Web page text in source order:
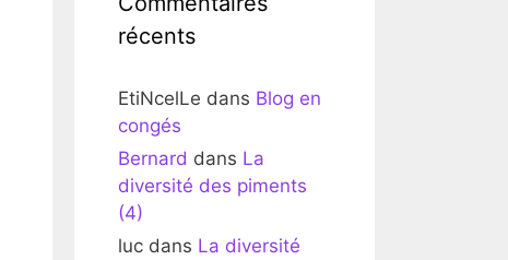
récents
EtiNcelLe dans Blog en
congés
Bernard dans La
diversité des piments
(4)
luc dans La diversité